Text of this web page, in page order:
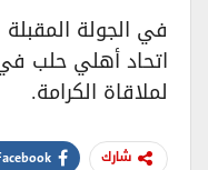
في الجولة
اتحاد أهلي حلب
لملاقاة الكرامة.
شارك Facebook